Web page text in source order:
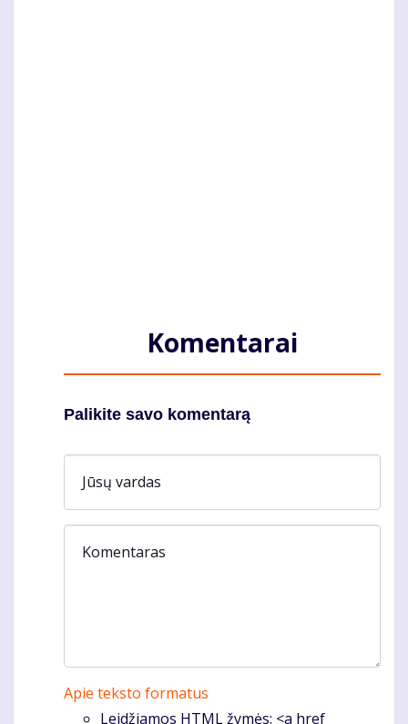
Komentarai
Palikite savo komentarą
Jūsų vardas
Komentaras
Apie teksto formatus
Leidžiamos HTML žymės: <a href